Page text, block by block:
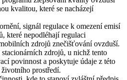
kvalitou, které se nacházejí
signál regulace k omezení emisí
které nepodléhají regulaci
zdrojů znečišťování ovzduší.
zdrojů, u nichž tento
povinnost a poskytuje údaje z této
prostředí.